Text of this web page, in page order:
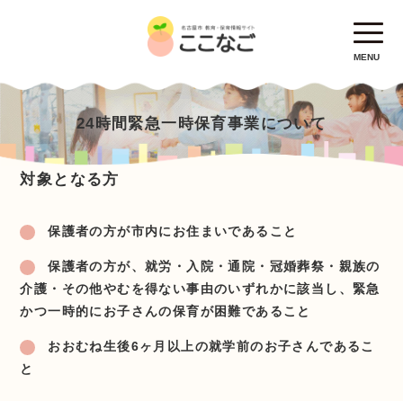
MENU
24時間緊急一時保育事業について
対象となる方
保護者の方が市内にお住まいであること
保護者の方が、就労・入院・通院・冠婚葬祭・親族の
介護・その他やむを得ない事由のいずれかに該当し、緊急
かつ一時的にお子さんの保育が困難であること
おおむね生後6ヶ月以上の就学前のお子さんであるこ
と